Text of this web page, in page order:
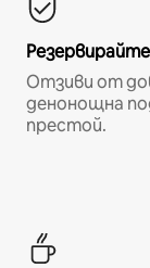
Отзиви от
денонощна
престой.